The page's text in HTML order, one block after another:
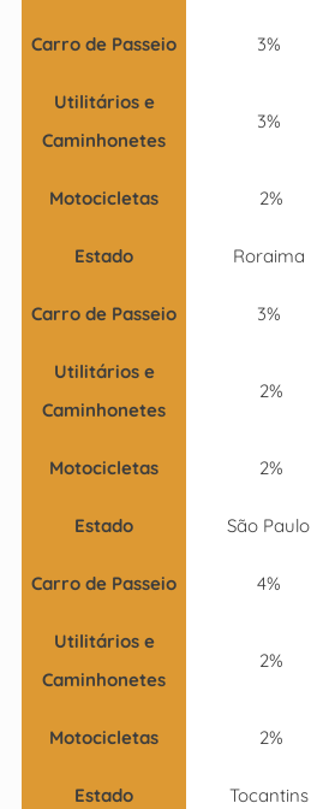
Carro de Passeio 3%
Utilitários e
Caminhonetes
3%
Motocicletas 2%
Estado Roraima
Carro de Passeio 3%
Utilitários e
Caminhonetes
2%
Motocicletas 2%
Estado São Paulo
Carro de Passeio 4%
Utilitários e
Caminhonetes
2%
Motocicletas 2%
Estado Tocantins